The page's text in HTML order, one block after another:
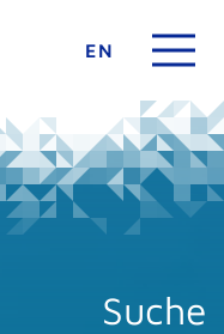
EN
Suche